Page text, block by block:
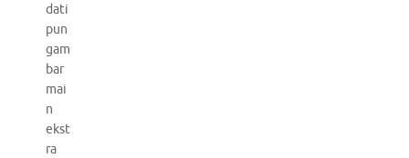
dati
pun
gam
bar
mai
n
ekst
ra